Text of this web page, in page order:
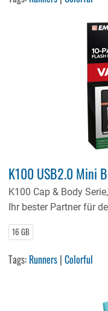
K100 USB2.0 Mini
K100 Cap & Body Serie,
Ihr bester Partner für
16 GB
Tags: Runners |Colorful